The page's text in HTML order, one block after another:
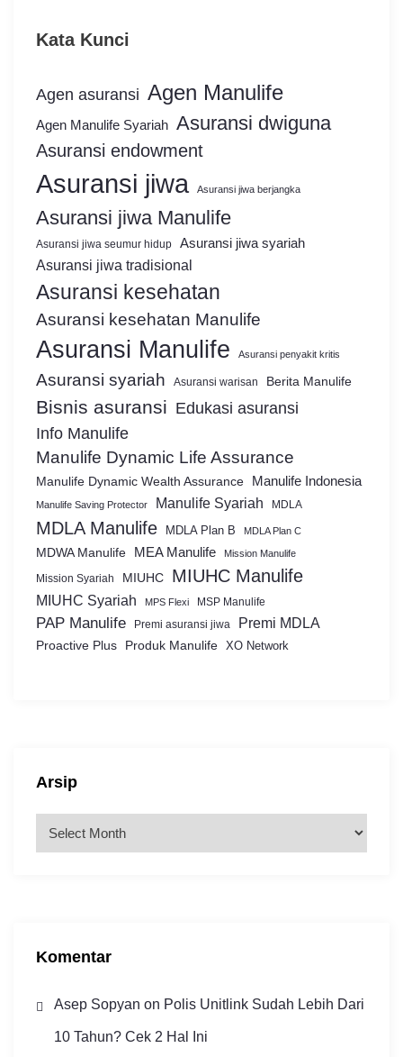
Kata Kunci
Agen asuransi Agen Manulife
Agen Manulife Syariah Asuransi dwiguna
Asuransi endowment
Asuransi jiwa Asuransi jiwa berjangka
Asuransi jiwa Manulife
Asuransi jiwa seumur hidup Asuransi jiwa syariah
Asuransi jiwa tradisional
Asuransi kesehatan
Asuransi kesehatan Manulife
Asuransi Manulife Asuransi penyakit kritis
Asuransi syariah Asuransi warisan Berita Manulife
Bisnis asuransi Edukasi asuransi
Info Manulife
Manulife Dynamic Life Assurance
Manulife Dynamic Wealth Assurance Manulife Indonesia
Manulife Saving Protector Manulife Syariah MDLA
MDLA Manulife MDLA Plan B MDLA Plan C
MDWA Manulife MEA Manulife Mission Manulife
Mission Syariah MIUHC MIUHC Manulife
MIUHC Syariah MPS Flexi MSP Manulife
PAP Manulife Premi asuransi jiwa Premi MDLA
Proactive Plus Produk Manulife XO Network
Arsip
Komentar
Asep Sopyan on Polis Unitlink Sudah Lebih Dari
10 Tahun? Cek 2 Hal Ini